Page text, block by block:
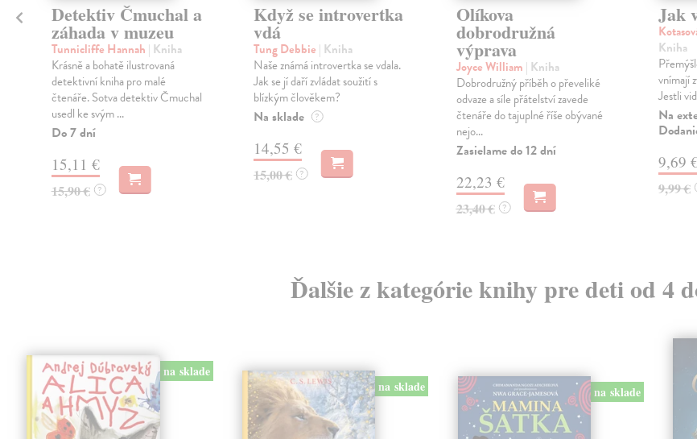
Detektiv Čmuchal a
záhada v muzeu
Tunnicliffe Hannah | Kniha
Krásně a bohatě ilustrovaná
detektivní kniha pro malé
čtenáře. Sotva detektiv Čmuchal
usedl ke svým ...
Do 7 dní
15,11 €
15,90 € ?
Když se introvertka
vdá
Tung Debbie | Kniha
Naše známá introvertka se vdala.
Jak se jí daří zvládat soužití s
blízkým člověkem?
Na sklade ?
14,55 €
15,00 € ?
Olíkova
dobrodružná
výprava
Joyce William | Kniha
Dobrodružný příběh o převeliké
odvaze a síle přátelství zavede
čtenáře do tajuplné říše obývané
nejo...
Zasielame do 12 dní
22,23 €
23,40 € ?
Jak
Kniha
vnímají
Jestli
Na
9,69
9,99 €
Ďalšie z kategórie knihy pre deti od 4
na sklade
na sklade na sklade